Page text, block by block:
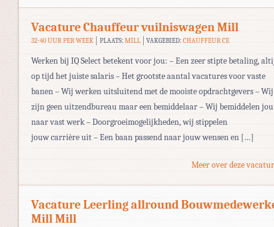
Vacature Chauffeur vuilniswagen Mill
32-40 UUR PER WEEK PLAATS: MILL VAKGEBIED:CHAUFFEUR CE
Werken bij IQ Select betekent voor jou: – Een zeer stipte betaling,
op tijd het juiste salaris – Het grootste aantal vacatures voor vaste
banen – Wij werken uitsluitend met de mooiste opdrachtgevers – Wij
zijn geen uitzendbureau maar een bemiddelaar – Wij bemiddelen jou
naar vast werk – Doorgroeimogelijkheden, wij stippelen
jouw carrière uit – Een baan passend naar jouw wensen en […]
Meer over deze
Vacature Leerling allround
Mill Mill